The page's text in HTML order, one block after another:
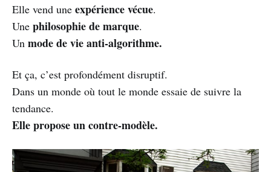
Elle vend une expérience vécue.
Une philosophie de marque.
Un mode de vie anti-algorithme.
Et ça, c’est profondément disruptif.
Dans un monde où tout le monde essaie de suivre la
tendance.
Elle propose un contre-modèle.